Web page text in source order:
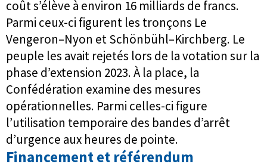
coût s’élève à environ 16 milliards de francs.
Parmi ceux-ci figurent les tronçons Le
Vengeron–Nyon et Schönbühl–Kirchberg. Le
peuple les avait rejetés lors de la votation sur la
phase d’extension 2023. À la place, la
Confédération examine des mesures
opérationnelles. Parmi celles-ci figure
l’utilisation temporaire des bandes d’arrêt
d’urgence aux heures de pointe.
Financement et référendum